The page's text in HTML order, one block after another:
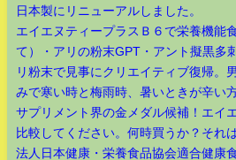
日本製にリニューアルしました。
エイエヌティープラスＢ６で栄養機能
て）・アリの粉末GPT・アント擬黒多
リ粉末で見事にクリエイティブ復帰。
みで寒い時と梅雨時、暑いときが辛い
サプリメント界の金メダル候補！エイ
比較してください。何時買うか？それ
法人日本健康・栄養食品協会適合健康